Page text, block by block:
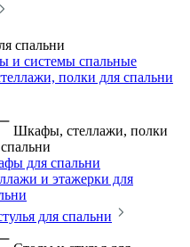
спальни
и системы спальные
полки для спальни
Шкафы, стеллажи, полки
для спальни
и этажерки для
для спальни